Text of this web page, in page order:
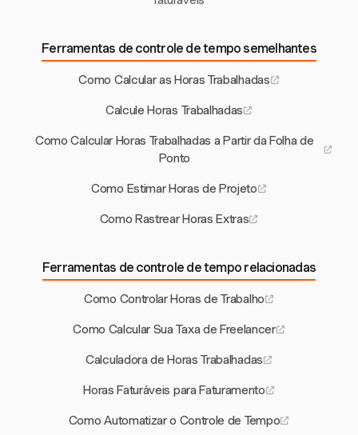
Ferramentas de controle de tempo semelhantes
Como Calcular as Horas Trabalhadas
Calcule Horas Trabalhadas
Como Calcular Horas Trabalhadas a Partir da Folha de
Ponto
Como Estimar Horas de Projeto
Como Rastrear Horas Extras
Ferramentas de controle de tempo relacionadas
Como Controlar Horas de Trabalho
Como Calcular Sua Taxa de Freelancer
Calculadora de Horas Trabalhadas
Horas Faturáveis para Faturamento
Como Automatizar o Controle de Tempo